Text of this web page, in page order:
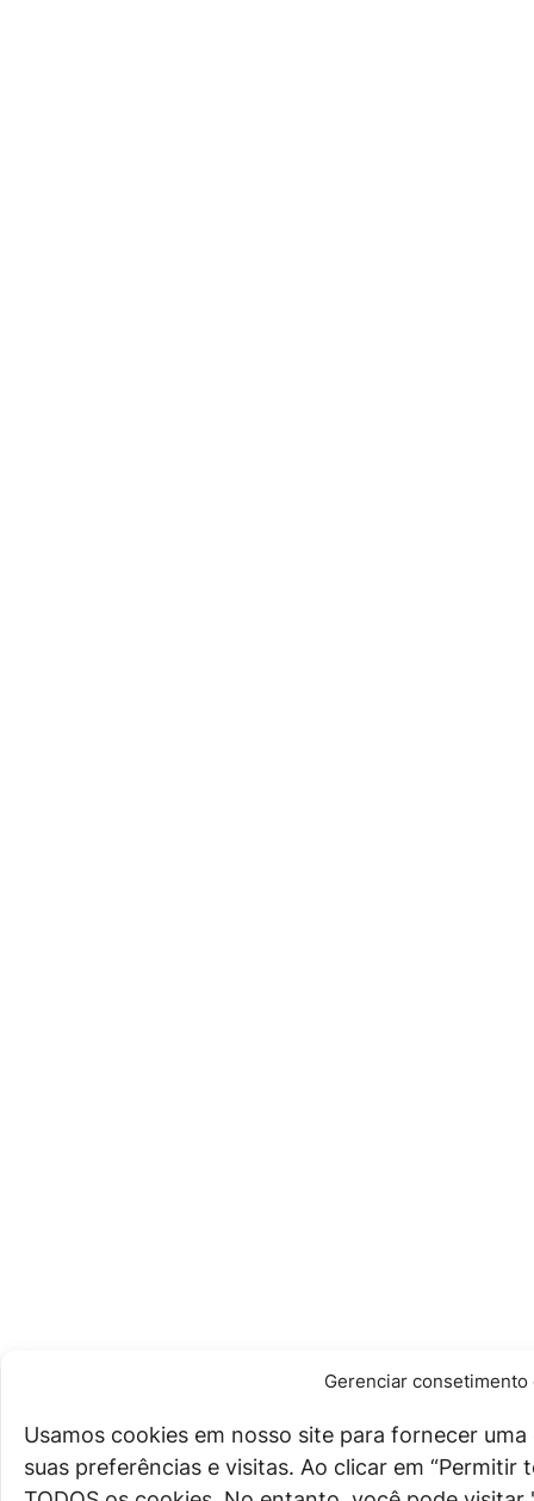
Gerenciar consetimento
Usamos cookies em nosso site para fornecer
suas preferências e visitas. Ao clicar em “Permitir